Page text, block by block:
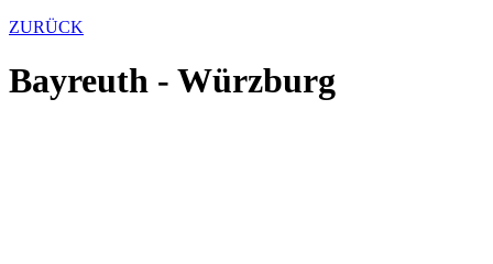
ZURÜCK
Bayreuth - Würzburg